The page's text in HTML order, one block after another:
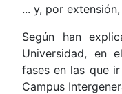
... y, por
Según han
Universidad, en
fases en las que
Campus